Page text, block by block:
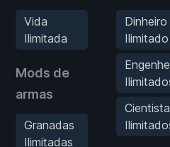
Vida
Ilimitada
Mods de
armas
Granadas
Ilimitadas
Dinheiro
Ilimitado